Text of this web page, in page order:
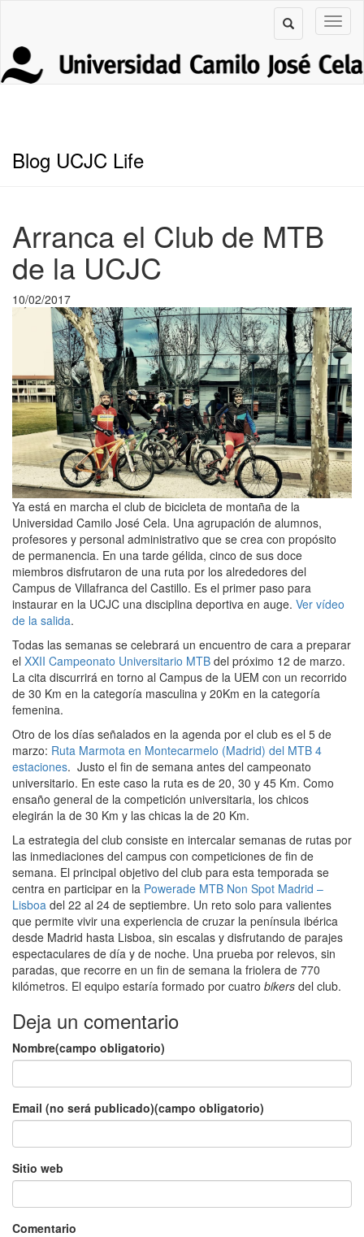
Blog UCJC Life
Arranca el Club de MTB
de la UCJC
10/02/2017
Ya está en marcha el club de bicicleta de montaña de la
Universidad Camilo José Cela. Una agrupación de alumnos,
profesores y personal administrativo que se crea con propósito
de permanencia. En una tarde gélida, cinco de sus doce
miembros disfrutaron de una ruta por los alrededores del
Campus de Villafranca del Castillo. Es el primer paso para
instaurar en la UCJC una disciplina deportiva en auge. Ver vídeo
de la salida.
Todas las semanas se celebrará un encuentro de cara a preparar
el XXII Campeonato Universitario MTB del próximo 12 de marzo.
La cita discurrirá en torno al Campus de la UEM con un recorrido
de 30 Km en la categoría masculina y 20Km en la categoría
femenina.
Otro de los días señalados en la agenda por el club es el 5 de
marzo: Ruta Marmota en Montecarmelo (Madrid) del MTB 4
estaciones. Justo el fin de semana antes del campeonato
universitario. En este caso la ruta es de 20, 30 y 45 Km. Como
ensaño general de la competición universitaria, los chicos
elegirán la de 30 Km y las chicas la de 20 Km.
La estrategia del club consiste en intercalar semanas de rutas por
las inmediaciones del campus con competiciones de fin de
semana. El principal objetivo del club para esta temporada se
centra en participar en la Powerade MTB Non Spot Madrid –
Lisboa del 22 al 24 de septiembre. Un reto solo para valientes
que permite vivir una experiencia de cruzar la península ibérica
desde Madrid hasta Lisboa, sin escalas y disfrutando de parajes
espectaculares de día y de noche. Una prueba por relevos, sin
paradas, que recorre en un fin de semana la friolera de 770
kilómetros. El equipo estaría formado por cuatro bikers del club.
Deja un comentario
Nombre(campo obligatorio)
Email (no será publicado)(campo obligatorio)
Sitio web
Comentario